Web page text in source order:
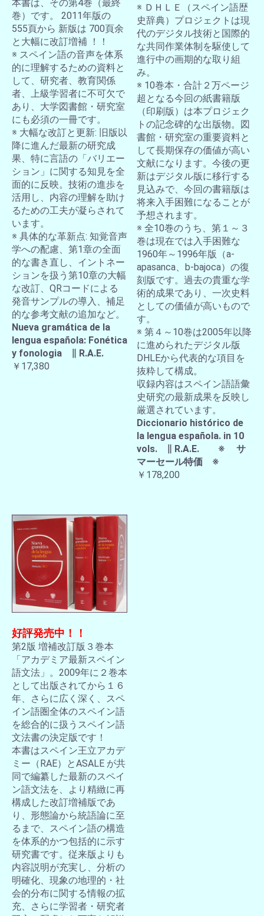
本書は、その第4巻（最終
巻）です。 2011年版の
555頁から 新版は 700頁余
と大幅に改訂増補 ！！
※ スペイン語の音声を体系
的に理解するための資料と
して、研究者、教育関係
者、上級学習者に不可欠で
あり、大学図書館・研究室
にも必須の一冊です。
※ 大幅な改訂と更新: 旧版以
降に進んだ最新の研究成
果、特に言語の「バリエー
ション」に関する知見を全
面的に反映。技術の進歩を
活用し、内容の理解を助け
るための工夫が凝らされて
います。
※ 具体的な革新点: 知覚音声
学への配慮、第1章の全面
的な書き直し、イントネー
ションを扱う第10章の大幅
な改訂、QRコードによる
発音サンプルの導入、補足
的な参考文献の追加など。
Nueva gramática de la
lengua española: Fonética
y fonologia ∥ R.A.E.
￥17,380
※ ＤＨＬＥ（スペイン語歴
史辞典）プロジェクトは現
代のデジタル技術と国際的
な共同作業体制を駆使して
進行中の画期的な取り組
み。
※ 10巻本・合計２万ページ
超となる今回の紙書籍版
（印刷版）は本プロジェク
トの記念碑的な出版物。図
書館・研究室の重要資料と
して長期保存の価値が高い
文献になります。今後の更
新はデジタル版に移行する
見込みで、今回の書籍版は
将来入手困難になることが
予想されます。
※ 全10巻のうち、第１～３
巻は現在では入手困難な
1960年～1996年版（a-
apasanca、b-bajoca）の復
刻版です。過去の貴重な学
術的成果であり、一次史料
としての価値が高いもので
す。
※ 第４～10巻は2005年以降
に進められたデジタル版
DHLEから代表的な項目を
抜粋して構成。
収録内容はスペイン語語彙
史研究の最新成果を反映し
厳選されています。
Diccionario histórico de
la lengua española. in 10
vols. ∥ R.A.E. ※ サ
マーセール特価 ※
￥178,200
好評発売中！！
第2版 増補改訂版３巻本
「アカデミア最新スペイン
語文法」。2009年に２巻本
として出版されてから１６
年、さらに広く深く、スペ
イン語圏全体のスペイン語
を総合的に扱うスペイン語
文法書の決定版です！
本書はスペイン王立アカデ
ミー（RAE）とASALE が共
同で編纂した最新のスペイ
ン語文法を、より精緻に再
構成した改訂増補版であ
り、形態論から統語論に至
るまで、スペイン語の構造
を体系的かつ包括的に示す
研究書です。従来版よりも
内容説明が充実し、分析の
明確化、現象の地理的・社
会的分布に関する情報の拡
充、さらに学習者・研究者